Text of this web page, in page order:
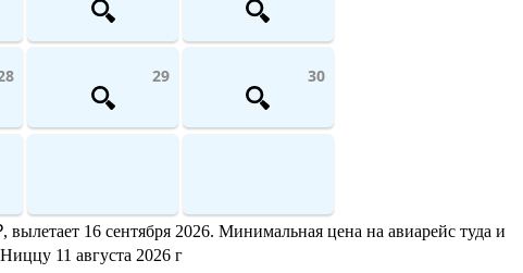
29 30
16 сентября 2026. Минимальная цена на авиарейс туда и
11 августа 2026 г